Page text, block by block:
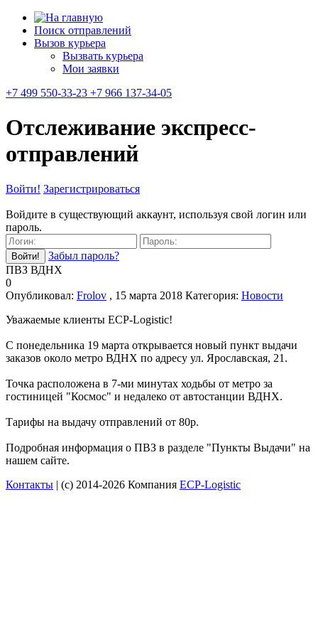
Поиск отправлений
Вызов курьера
Вызвать курьера
Мои заявки
+7 499 550-33-23 +7 966 137-34-05
Отслеживание экспресс-
отправлений
Войти! Зарегистрироваться
Войдите в существующий аккаунт, используя свой логин или
пароль.
Забыл пароль?
ПВЗ ВДНХ
0
Опубликовал: Frolov , 15 марта 2018 Категория: Новости
Уважаемые клиенты ECP-Logistic!
С понедельника 19 марта открывается новый пункт выдачи
заказов около метро ВДНХ по адресу ул. Ярославская, 21.
Точка расположена в 7-ми минутах ходьбы от метро за
гостиницей "Космос" и недалеко от автостанции ВДНХ.
Тарифы на выдачу отправлений от 80р.
Подробная информация о ПВЗ в разделе "Пункты Выдачи" на
нашем сайте.
Контакты | (c) 2014-2026 Компания ECP-Logistic